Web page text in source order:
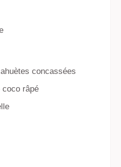
concassées
coco râpé